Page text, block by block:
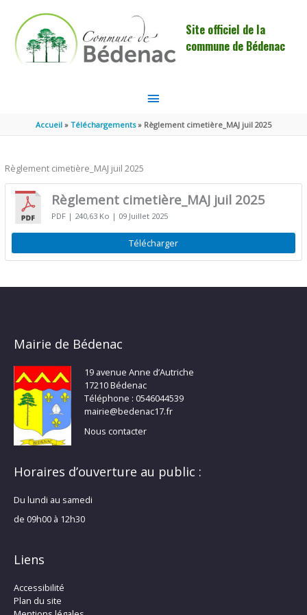
Site officiel de la
commune de Bédenac
MENU
PRINCIPAL
Accueil Téléchargements Règlement cimetière_MAJ juil 2025
Règlement cimetière_MAJ juil 2025
Règlement cimetière_MAJ juil 2025
PDF | 240,63 Ko | 09 Juillet 2025
Télécharger
Mairie de Bédenac
19 avenue Anne d’Autriche
17210 Bédenac
Téléphone : 0546044539
mairie@bedenac17.fr
Nous contacter
Horaires d’ouverture au public :
Du lundi au samedi
de 09h00 à 12h30
Liens
Accessibilité
Plan du site